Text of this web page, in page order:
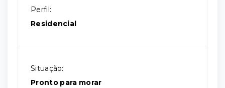
Perfil:
Residencial
Situação:
Pronto para morar